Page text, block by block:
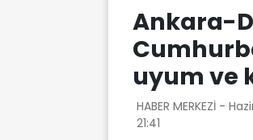
Ankara-
uyum ve
HABER MERKEZİ -
21:41